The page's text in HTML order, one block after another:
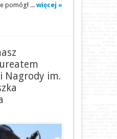
pomógł ... więcej »
Nagrody im.